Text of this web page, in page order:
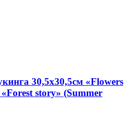
30,5х30,5см «Flowers
story» (Summer